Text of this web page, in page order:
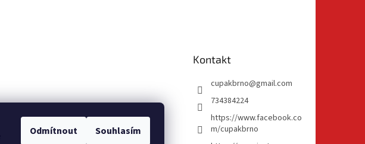
Odmítnout Souhlasím
Kontakt
cupakbrno@gmail.com
734384224
https://www.facebook.co
m/cupakbrno